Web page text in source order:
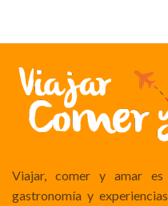
Viajar, comer y amar es
gastronomía y